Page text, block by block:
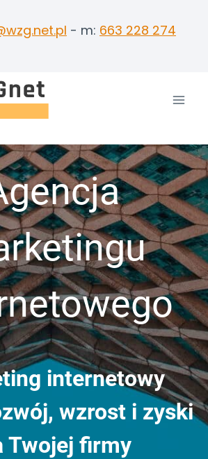
- m: 663 228 274
internetowy
wzrost i zyski
Twojej firmy